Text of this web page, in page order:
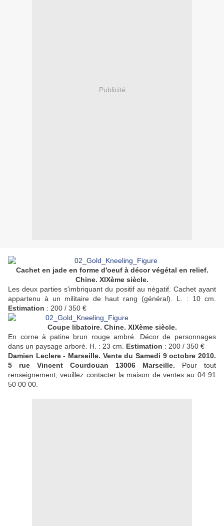
Publicité
Cachet en jade en forme d'oeuf à décor végétal en relief.
Chine. XIXème siècle.
Les deux parties s'imbriquant du positif au négatif. Cachet ayant
appartenu à un militaire de haut rang (général). L. : 10 cm.
Estimation : 200 / 350 €
Coupe libatoire. Chine. XIXème siècle.
En corne à patine brun rouge ambré. Décor de personnages
dans un paysage arboré. H. : 23 cm. Estimation : 200 / 350 €
Damien Leclere - Marseille. Vente du Samedi 9 octobre 2010.
5 rue Vincent Courdouan 13006 Marseille. Pour tout
renseignement, veuillez contacter la maison de ventes au 04 91
50 00 00.